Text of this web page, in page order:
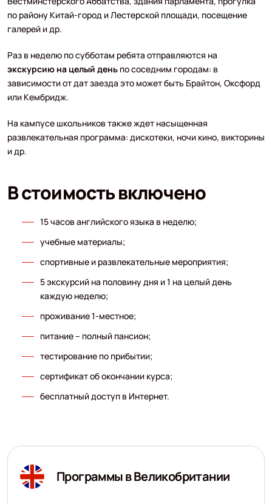
по району Китай-город и Лестерской площади, посещение
галерей и др.
Раз в неделю по субботам ребята отправляются на
экскурсию на целый деньпо соседним городам: в
зависимости от дат заезда это может быть Брайтон, Оксфорд
или Кембридж.
На кампусе школьников также ждет насыщенная
развлекательная программа: дискотеки, ночи кино, викторины
и др.
В стоимость включено
15 часов английского языка в неделю;
учебные материалы;
спортивные и развлекательные мероприятия;
5 экскурсий на половину дня и 1 на целый день
каждую неделю;
проживание 1-местное;
питание – полный пансион;
тестирование по прибытии;
сертификат об окончании курса;
бесплатный доступ в Интернет.
Программы в Великобритании